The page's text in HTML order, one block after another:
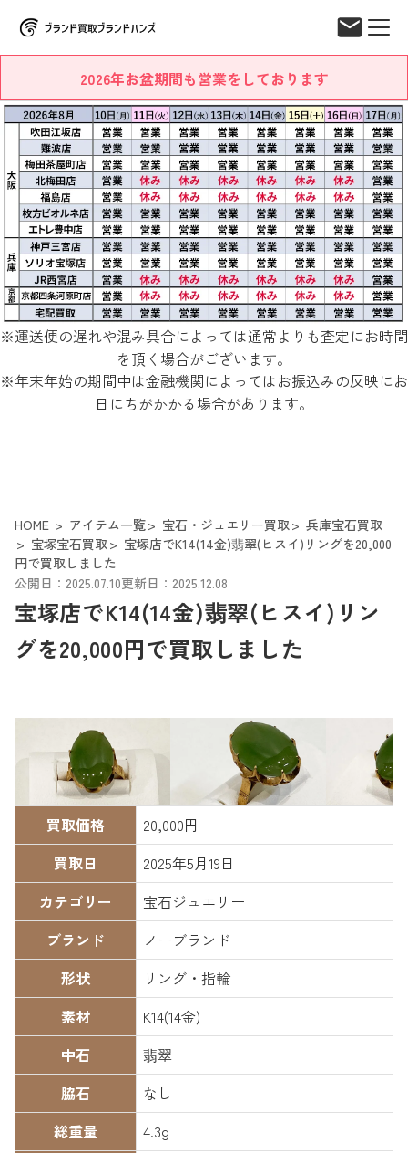
2026年お盆期間も営業をしております
※運送便の遅れや混み具合によっては通常よりも査定にお時間
を頂く場合がございます。
※年末年始の期間中は金融機関によってはお振込みの反映にお
日にちがかかる場合があります。
HOME アイテム一覧 宝石・ジュエリー買取
兵庫宝石買取
宝塚宝石買取
宝塚店でK14(14金)翡翠(ヒスイ)リングを20,000
円で買取しました
公開日：2025.07.10更新日：2025.12.08
宝塚店でK14(14金)翡翠(ヒスイ)リン
グを20,000円で買取しました
買取価格
20,000円
買取日
2025年5月19日
カテゴリー
宝石ジュエリー
ブランド
ノーブランド
形状
リング・指輪
素材
K14(14金)
中石
翡翠
脇石
なし
総重量
4.3g